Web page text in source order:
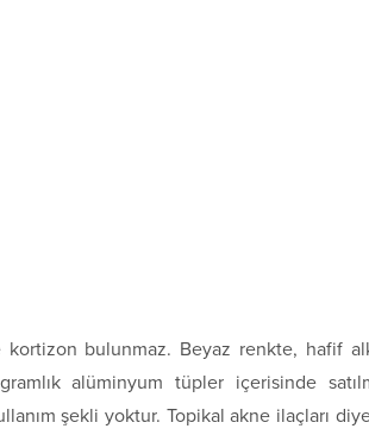
kortizon bulunmaz. Beyaz renkte, hafif
alüminyum tüpler içerisinde
şekli yoktur. Topikal akne ilaçları